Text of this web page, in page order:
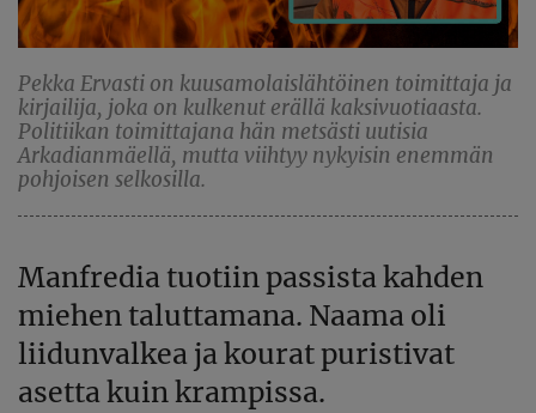
Pekka Ervasti on kuusamolaislähtöinen toimittaja ja
kirjailija, joka on kulkenut erällä kaksivuotiaasta.
Politiikan toimittajana hän metsästi uutisia
Arkadianmäellä, mutta viihtyy nykyisin enemmän
pohjoisen selkosilla.
Manfredia tuotiin passista kahden
miehen taluttamana. Naama oli
liidunvalkea ja kourat puristivat
asetta kuin krampissa.